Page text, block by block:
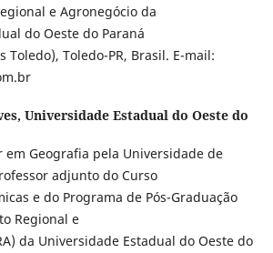
e Agronegócio da
do Oeste do Paraná
Toledo), Toledo-PR, Brasil. E-mail:
Universidade Estadual do Oeste do
em Geografia pela Universidade de
adjunto do Curso
e do Programa de Pós-Graduação
Regional e
da Universidade Estadual do Oeste do